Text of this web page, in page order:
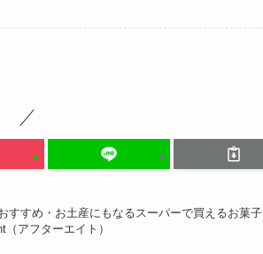
すすめ・お土産にもなるスーパーで買えるお菓子
アフターエイト）